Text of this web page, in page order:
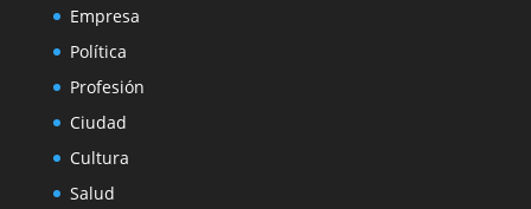
Empresa
Política
Profesión
Ciudad
Cultura
Salud